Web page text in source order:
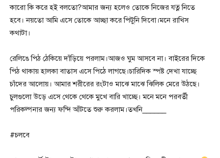
কারো কি করে হই বলতো?আমার জন্য হলেও তোকে নিজের যত্ন নিতে
হবে। নয়তো আমি এসে তোকে আচ্ছা করে পিটুনি দিবো।মনে রাখিস
কথাটা।
রেলিঙে পিঠ ঠেকিয়ে দাঁড়িয়ে পরলাম।আজও ঘুম আসবে না। বাইরের দিকে
পিঠ থাকায় হালকা বাতাস এসে পিঠে লাগছে।চারিদিক স্পষ্ট দেখা যাচ্ছে
চাঁদের আলোয়। আমার শরীরের রংটাও মাঝে মাঝে ঝিলিক মেরে উঠছে।
চুলগুলো উড়ে এসে থেকে থেকে মুখে বারি খাচ্ছে। মনে মনে পরবর্তী
পরিকল্পনার জন্য ফন্দি আঁটতে শুরু করলাম।তখনি______
#চলবে